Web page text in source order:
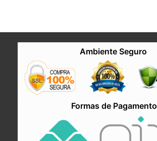
Ambiente Seguro
Formas de Pagamento